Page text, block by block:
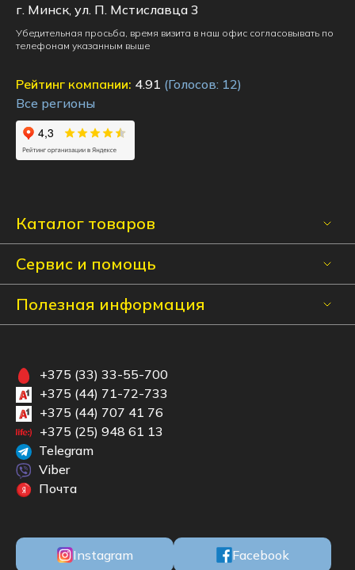
Каталог товаров
Сервис и помощь
Полезная информация
г. Минск, ул. П. Мстиславца 3
Убедительная просьба, время визита в наш офис согласовывать по
телефонам указанным выше
Рейтинг компании: 4.91 (Голосов: 12)
Все регионы
+375 (33) 33-55-700
+375 (44) 71-72-733
+375 (44) 707 41 76
+375 (25) 948 61 13
Telegram
Viber
Почта
Instagram Facebook